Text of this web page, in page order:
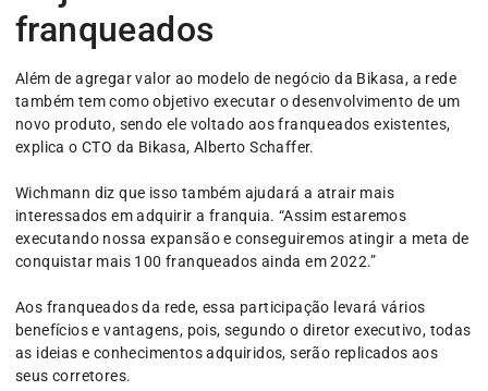
franqueados
Além de agregar valor ao modelo de negócio da Bikasa, a rede
também tem como objetivo executar o desenvolvimento de um
novo produto, sendo ele voltado aos franqueados existentes,
explica o CTO da Bikasa, Alberto Schaffer.
Wichmann diz que isso também ajudará a atrair mais
interessados em adquirir a franquia. “Assim estaremos
executando nossa expansão e conseguiremos atingir a meta de
conquistar mais 100 franqueados ainda em 2022.”
Aos franqueados da rede, essa participação levará vários
benefícios e vantagens, pois, segundo o diretor executivo, todas
as ideias e conhecimentos adquiridos, serão replicados aos
seus corretores.